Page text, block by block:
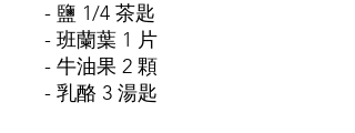
- 鹽 1/4 茶匙
- 班蘭葉 1 片
- 牛油果 2 顆
- 乳酪 3 湯匙